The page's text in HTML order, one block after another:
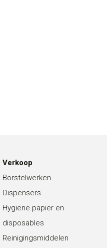
Verkoop
Borstelwerken
Dispensers
Hygiëne papier en
disposables
Reinigingsmiddelen